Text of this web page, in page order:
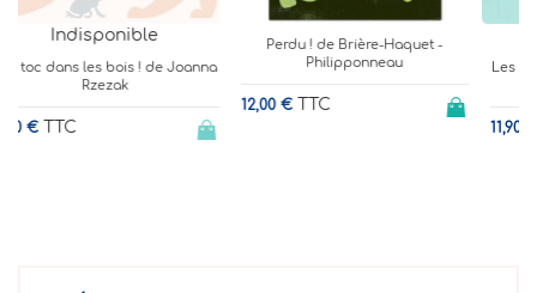
Perdu ! de Brière-Haquet -
Philipponneau
Indisponible
Les Animales - Imagier au féminin,